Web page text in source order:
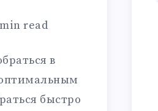
min read
в
быстро